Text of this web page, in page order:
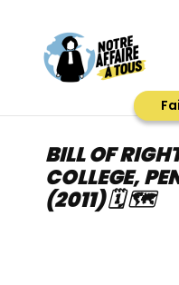
contenu
BILL OF
COLLEGE,
(2011) 🗓 🗺